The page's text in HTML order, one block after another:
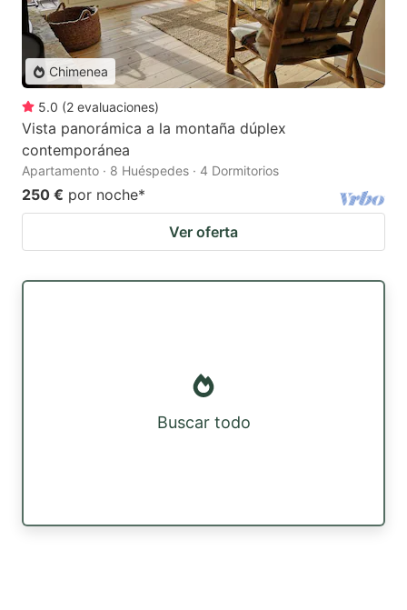
Chimenea
5.0 (2 evaluaciones)
Vista panorámica a la montaña dúplex
contemporánea
Apartamento · 8 Huéspedes · 4 Dormitorios
250 € por noche*
Ver oferta
Buscar todo